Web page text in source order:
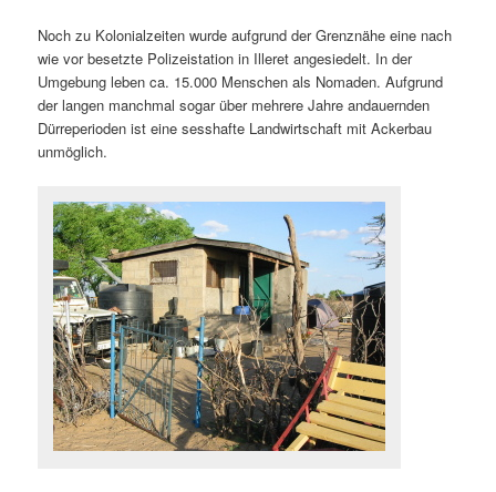
Noch zu Kolonialzeiten wurde aufgrund der Grenznähe eine nach
wie vor besetzte Polizeistation in Illeret angesiedelt. In der
Umgebung leben ca. 15.000 Menschen als Nomaden. Aufgrund
der langen manchmal sogar über mehrere Jahre andauernden
Dürreperioden ist eine sesshafte Landwirtschaft mit Ackerbau
unmöglich.